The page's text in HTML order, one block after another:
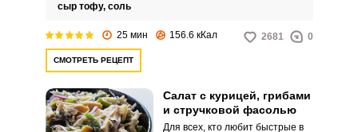
сыр тофу, соль
25 мин 156.6 кКал 2681 0
СМОТРЕТЬ РЕЦЕПТ
Салат с курицей, грибами
и стручковой фасолью
Для всех, кто любит быстрые в